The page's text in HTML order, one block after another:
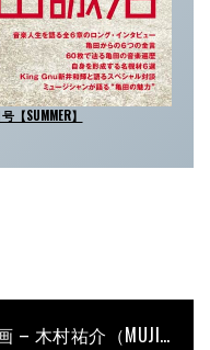
SUMMER】
【本誌11月号連動】特別動画 – 木村祐介（MUJINA）× 関谷友貴（TRI4TH）